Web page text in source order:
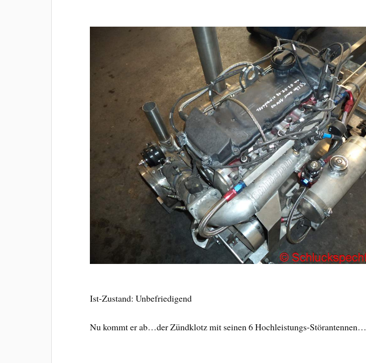
Ist-Zustand: Unbefriedigend
Nu kommt er ab…der Zündklotz mit seinen 6 Hochleistungs-Störantennen…